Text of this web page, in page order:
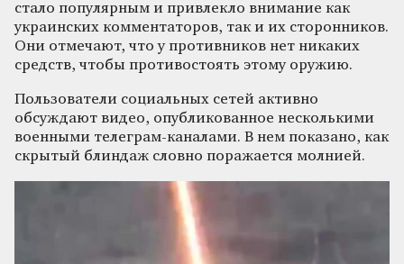
стало популярным и привлекло внимание как
украинских комментаторов, так и их сторонников.
Они отмечают, что у противников нет никаких
средств, чтобы противостоять этому оружию.
Пользователи социальных сетей активно
обсуждают видео, опубликованное несколькими
военными телеграм-каналами. В нем показано, как
скрытый блиндаж словно поражается молнией.